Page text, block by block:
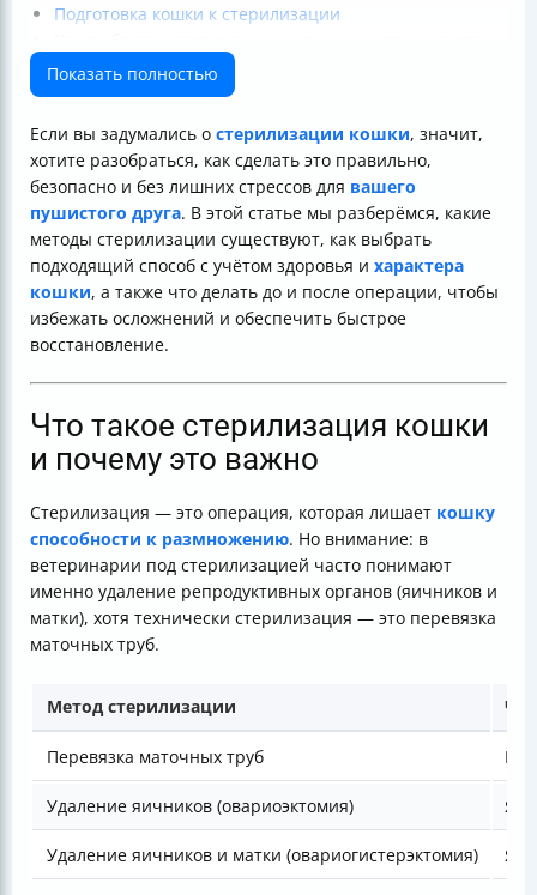
Подготовка кошки к стерилизации
Риски разных методов стерилизации и как их
минимизировать
Как распознать осложнения после стерилизации
Как снизить стресс у кошки до и после операции
Таблица сравнения методов стерилизации
Итог
Полезные ссылки
Показать полностью
Если вы задумались о стерилизации кошки, значит,
хотите разобраться, как сделать это правильно,
безопасно и без лишних стрессов для вашего
пушистого друга. В этой статье мы разберёмся, какие
методы стерилизации существуют, как выбрать
подходящий способ с учётом здоровья и характера
кошки, а также что делать до и после операции, чтобы
избежать осложнений и обеспечить быстрое
восстановление.
Что такое стерилизация кошки
и почему это важно
Стерилизация — это операция, которая лишает кошку
способности к размножению. Но внимание: в
ветеринарии под стерилизацией часто понимают
именно удаление репродуктивных органов (яичников и
матки), хотя технически стерилизация — это перевязка
маточных труб.
Метод стерилизации
Перевязка маточных труб
Удаление яичников (овариоэктомия)
Удаление яичников и матки (овариогистерэктомия)